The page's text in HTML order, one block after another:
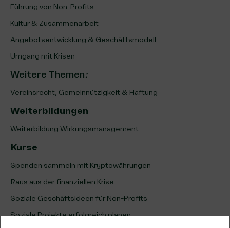
Führung von Non-Profits
Kultur & Zusammenarbeit
Angebotsentwicklung & Geschäftsmodell
Umgang mit Krisen
Weitere Themen:
Vereinsrecht, Gemeinnützigkeit & Haftung
Weiterbildungen
Weiterbildung Wirkungsmanagement
Kurse
Spenden sammeln mit Kryptowährungen
Raus aus der finanziellen Krise
Soziale Geschäftsideen für Non-Profits
Soziale Projekte erfolgreich planen